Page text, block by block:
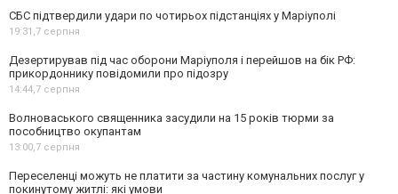
СБС підтвердили удари по чотирьох підстанціях у Маріуполі
19:31,7 серпня
Дезертирував під час оборони Маріуполя і перейшов на бік РФ:
прикордоннику повідомили про підозру
14:44,7 серпня
Волноваського священника засудили на 15 років тюрми за
пособництво окупантам
13:00,7 серпня
Переселенці можуть не платити за частину комунальних послуг у
покинутому житлі: які умови